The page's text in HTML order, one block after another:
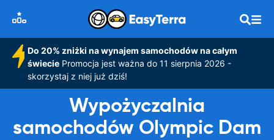
Do 20% zniżki na wynajem samochodów na całym
świeciePromocja jest ważna do 11 sierpnia 2026 -
skorzystaj z niej już dziś!
Wypożyczalnia
samochodów Olympic Dam